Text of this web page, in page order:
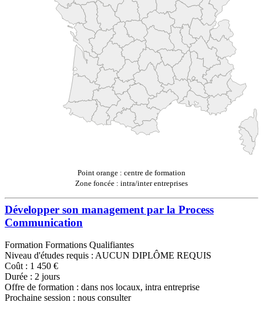
Point orange : centre de formation
Zone foncée : intra/inter entreprises
Développer son management par la Process
Communication
Formation Formations Qualifiantes
Niveau d'études requis : AUCUN DIPLÔME REQUIS
Coût : 1 450 €
Durée : 2 jours
Offre de formation : dans nos locaux, intra entreprise
Prochaine session : nous consulter